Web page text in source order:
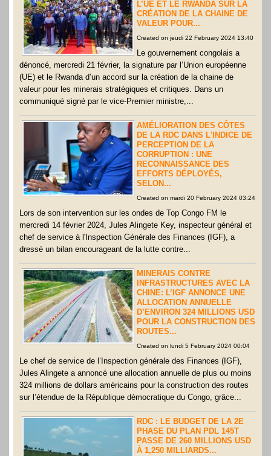
L’UE ET LE RWANDA SUR LA
CRÉATION DE LA CHAINE DE
VALEUR POUR...
Created on jeudi 22 February 2024 13:40
Le gouvernement congolais a
dénoncé, mercredi 21 février, la signature par l’Union européenne
(UE) et le Rwanda d’un accord sur la création de la chaine de
valeur pour les minerais stratégiques et critiques. Dans un
communiqué signé par le vice-Premier ministre,...
AMÉLIORATION DES CÔTES
DE LA RDC DANS L'INDICE DE
PERCEPTION DE LA
CORRUPTION : UNE
RECONNAISSANCE DES
EFFORTS DÉPLOYÉS,
SELON...
Created on mardi 20 February 2024 03:24
Lors de son intervention sur les ondes de Top Congo FM le
mercredi 14 février 2024, Jules Alingete Key, inspecteur général et
chef de service à l'Inspection Générale des Finances (IGF), a
dressé un bilan encourageant de la lutte contre...
MINERAIS CONTRE
INFRASTRUCTURES AVEC LA
CHINE: L’IGF ANNONCE UNE
ALLOCATION ANNUELLE
D’ENVIRON 324 MILLIONS USD
POUR LA CONSTRUCTION DES
ROUTES...
Created on lundi 5 February 2024 00:04
Le chef de service de l’Inspection générale des Finances (IGF),
Jules Alingete a annoncé une allocation annuelle de plus ou moins
324 millions de dollars américains pour la construction des routes
sur l’étendue de la République démocratique du Congo, grâce...
RDC : LE BUDGET DE LA 2E
PHASE DU PLAN PDL 145T
PASSE DE 260 MILLIONS USD
À 1,250 MILLIARDS...